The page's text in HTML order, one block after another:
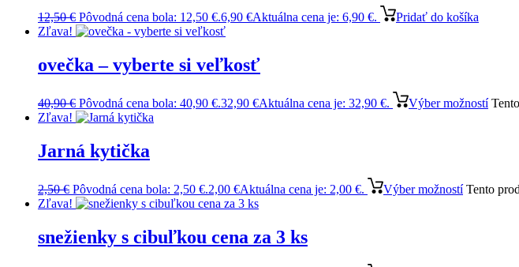
12,50€ Pôvodná cena bola: 12,50 €.6,90 €Aktuálna cena je: 6,90 €.
Pridať do košíka
Zľava!
ovečka – vyberte si veľkosť
40,90€ Pôvodná cena bola: 40,90 €.32,90 €Aktuálna cena je: 32,90 €. Výber možností
Zľava!
Jarná kytička
2,50€ Pôvodná cena bola: 2,50 €.2,00 €Aktuálna cena je: 2,00 €. Výber možností Tento
Zľava!
snežienky s cibuľkou cena za 3 ks